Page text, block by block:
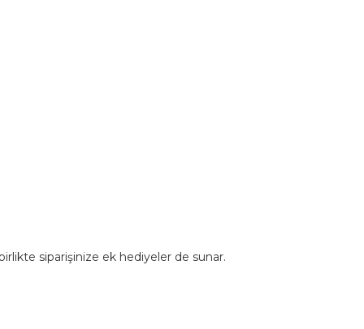
siparişinize ek hediyeler de sunar.